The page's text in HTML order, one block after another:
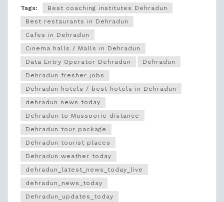
Tags:
Best coaching institutes Dehradun
Best restaurants in Dehradun
Cafes in Dehradun
Cinema halls / Malls in Dehradun
Data Entry Operator Dehradun
Dehradun
Dehradun fresher jobs
Dehradun hotels / best hotels in Dehradun
dehradun news today
Dehradun to Mussoorie distance
Dehradun tour package
Dehradun tourist places
Dehradun weather today
dehradun_latest_news_today_live
dehradun_news_today
Dehradun_updates_today